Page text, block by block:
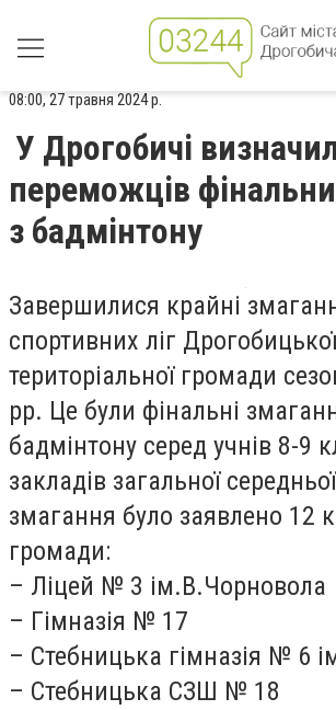
08:00, 27 травня 2024 р.
У Дрогобичі
переможців
з бадмінтону
Завершилися крайні
спортивних ліг
територіальної громади
рр. Це були фінальні
бадмінтону серед учнів 8-9
закладів загальної
змагання було заявлено 12
громади:
– Ліцей № 3 ім.В.Чорновола
– Гімназія № 17
– Стебницька гімназія № 6
– Стебницька СЗШ № 18